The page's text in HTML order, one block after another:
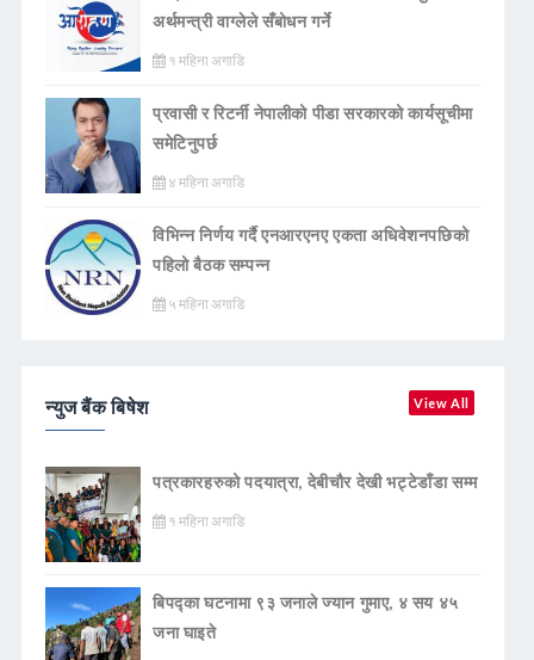
अर्थमन्त्री वाग्लेले सँबोधन गर्ने
१ महिना अगाडि
प्रवासी र रिटर्नी नेपालीको पीडा सरकारको कार्यसूचीमा
समेटिनुपर्छ
४ महिना अगाडि
विभिन्न निर्णय गर्दै एनआरएनए एकता अधिवेशनपछिको
पहिलो बैठक सम्पन्न
५ महिना अगाडि
न्युज बैंक बिषेश View All
पत्रकारहरुको पदयात्रा, देबीचौर देखी भट्टेडाँडा सम्म
१ महिना अगाडि
बिपद्का घटनामा ९३ जनाले ज्यान गुमाए, ४ सय ४५
जना घाइते